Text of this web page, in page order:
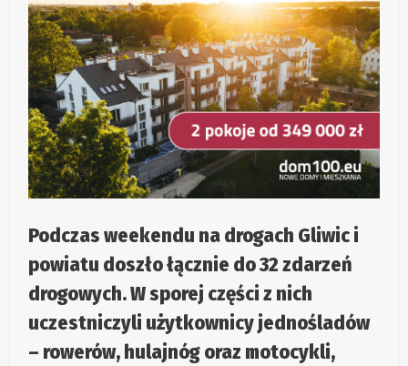
Podczas weekendu na drogach Gliwic i
powiatu doszło łącznie do 32 zdarzeń
drogowych. W sporej części z nich
uczestniczyli użytkownicy jednośladów
– rowerów, hulajnóg oraz motocykli,